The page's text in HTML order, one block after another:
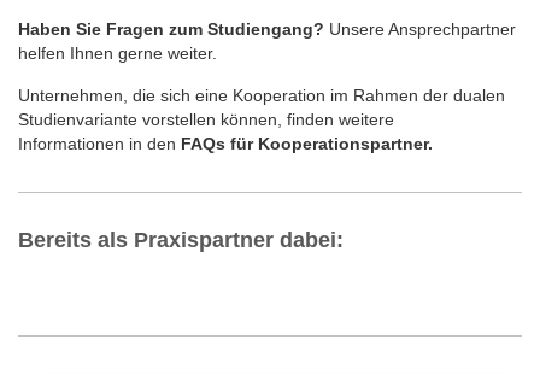
Haben Sie Fragen zum Studiengang? Unsere Ansprechpartner
helfen Ihnen gerne weiter.
Unternehmen, die sich eine Kooperation im Rahmen der dualen
Studienvariante vorstellen können, finden weitere
Informationen in den FAQs für Kooperationspartner.
Bereits als Praxispartner dabei: